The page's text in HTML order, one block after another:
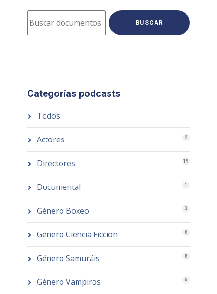
BUSCAR
Categorías podcasts
Todos
Actores 2
Directores 19
Documental 1
Género Boxeo 3
Género Ciencia Ficción 8
Género Samuráis 8
Género Vampiros 5